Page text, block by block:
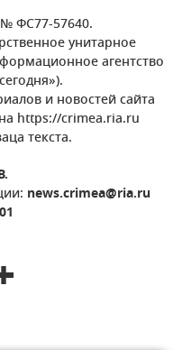
ФС77-57640.
унитарное
агентство
и новостей сайта
https://crimea.ria.ru
текста.
news.crimea@ria.ru